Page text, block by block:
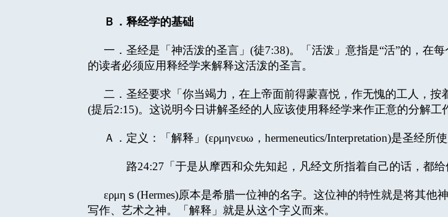
Ｂ．释经学的基础
一．圣经是「神活泼的圣言」(徒7:38)。「活泼」意指是“活”的，在
的读者必须应用释经学来解释这活泼的圣言。
二．圣经要求「你当竭力，在上帝面前得蒙喜悦，作无愧的工人，按
(提后2:15)。这说明今日讲解圣经的人应该使用释经学来作正意的分解工
Ａ．定义：「解释」(ερμηνευω，hermeneutics/Interpretation)是圣经所
路24:27「于是从摩西和众先知起，凡经文所指着自己的话，都给
ερμηｓ(Hermes)原本是希腊一位神的名字。这位神的特性就是将其他
写作、艺术之神。「解释」就是从这个字义而来。